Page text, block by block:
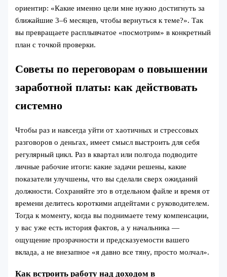
ориентир: «Какие именно цели мне нужно достигнуть за
ближайшие 3–6 месяцев, чтобы вернуться к теме?». Так
вы превращаете расплывчатое «посмотрим» в конкретный
план с точкой проверки.
Советы по переговорам о повышении
заработной платы: как действовать
системно
Чтобы раз и навсегда уйти от хаотичных и стрессовых
разговоров о деньгах, имеет смысл выстроить для себя
регулярный цикл. Раз в квартал или полгода подводите
личные рабочие итоги: какие задачи решены, какие
показатели улучшены, что вы сделали сверх ожиданий
должности. Сохраняйте это в отдельном файле и время от
времени делитесь короткими апдейтами с руководителем.
Тогда к моменту, когда вы поднимаете тему компенсации,
у вас уже есть история фактов, а у начальника —
ощущение прозрачности и предсказуемости вашего
вклада, а не внезапное «я давно все тяну, просто молчал».
Как встроить работу над доходом в